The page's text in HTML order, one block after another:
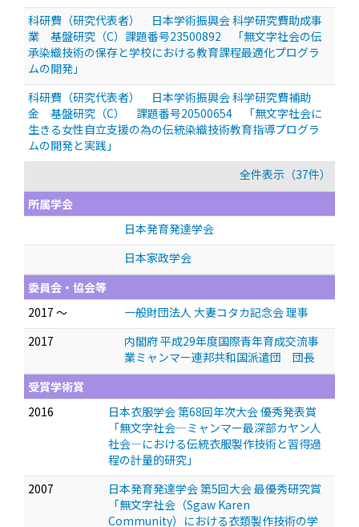
科研費（研究代表者） 日本学術振興会 科学研究費助成事
業 基盤研究（C）課題番号23500892 「無文字社会の伝
承染織技術の保存と学校における教育課程最適化プログラ
ムの開発」
科研費（研究代表者） 日本学術振興会 科学研究費補助
金 基盤研究（C） 課題番号20500654 「無文字社会に
生きる女性自立支援の為の伝統染織技術教育指導プログラ
ムの開発と実践」
全件表示（37件）
所属学会
日本発育発達学会
日本家政学会
委員会・協会等
2017 ～
一般財団法人 大妻コタカ記念会 理事
2017
内閣府 平成29年度国際青年育成交流事
業ミャンマー連邦共和国派遣団 団長
受賞学術賞
2016
日本衣服学会 第68回年次大会 優秀発表賞
「無文字社会—ミャンマー最深部カヤン人
社会—における伝統衣服製作技術と習得過
程の計量的研究」
2007
日本発育発達学会 第5回大会 最優秀研究賞
「無文字社会（Sgaw Karen
Community）における衣類製作技術の学